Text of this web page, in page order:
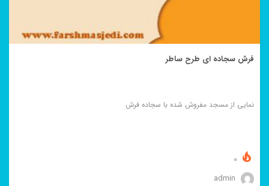
فرش سجاده ای طرح ساطر
نمایی از مسجد مفروش شده با سجاده فرش
admin